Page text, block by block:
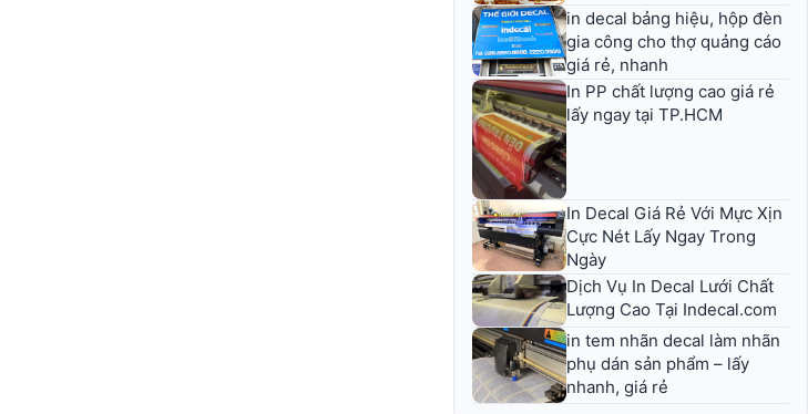
in decal bảng hiệu, hộp đèn
gia công cho thợ quảng cáo
giá rẻ, nhanh
In PP chất lượng cao giá rẻ
lấy ngay tại TP.HCM
In Decal Giá Rẻ Với Mực Xịn
Cực Nét Lấy Ngay Trong
Ngày
Dịch Vụ In Decal Lưới Chất
Lượng Cao Tại Indecal.com
in tem nhãn decal làm nhãn
phụ dán sản phẩm – lấy
nhanh, giá rẻ